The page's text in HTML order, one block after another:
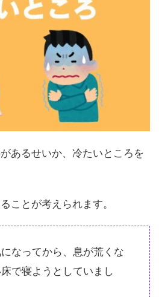
あるせいか、冷たいところを
ことが考えられます。
なってから、息が荒くな
で寝ようとしていまし